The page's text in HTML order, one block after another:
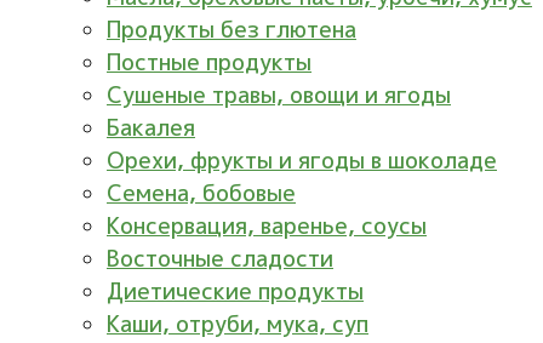
Продукты без глютена
Постные продукты
Сушеные травы, овощи и ягоды
Бакалея
Орехи, фрукты и ягоды в шоколаде
Семена, бобовые
Консервация, варенье, соусы
Восточные сладости
Диетические продукты
Каши, отруби, мука, суп